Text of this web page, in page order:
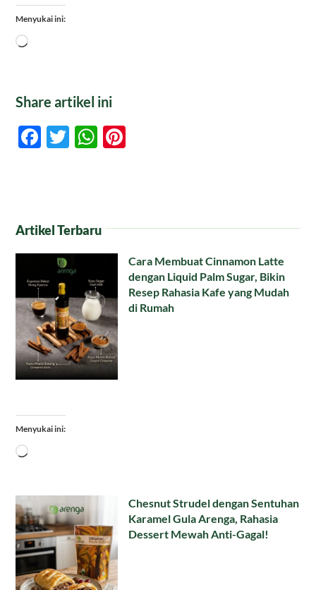
Menyukai ini:
Memuat...
Share artikel ini
Facebook
TwitterWhatsApp
Artikel Terbaru
Cara Membuat Cinnamon Latte
dengan Liquid Palm Sugar, Bikin
Resep Rahasia Kafe yang Mudah
di Rumah
Menyukai ini:
Memuat...
Chesnut Strudel dengan Sentuhan
Karamel Gula Arenga, Rahasia
Dessert Mewah Anti-Gagal!